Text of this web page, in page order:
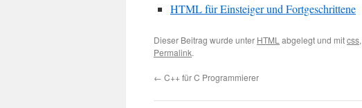
HTML für Einsteiger und Fortgeschrittene
Dieser Beitrag wurde unter HTML abgelegt und mitcss,
Permalink.
← C++ für C Programmierer